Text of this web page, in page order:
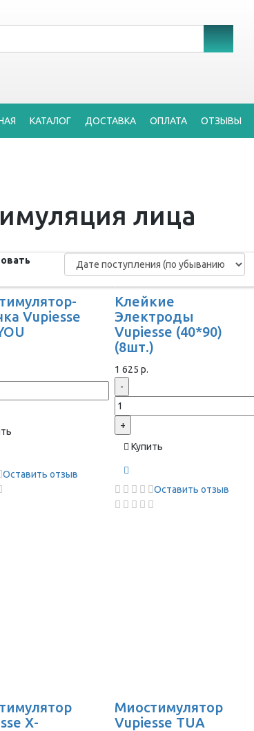
КАТАЛОГ ДОСТАВКА ОПЛАТА ОТЗЫВЫ
лица
Vupiesse
Оставить отзыв
Клейкие
Электроды
Vupiesse (40*90)
(8шт.)
1 625 р.
-
+
Купить
Оставить отзыв
X-
Миостимулятор
Vupiesse TUA